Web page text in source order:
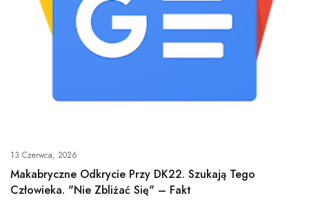
13 Czerwca, 2026
Makabryczne Odkrycie Przy DK22. Szukają Tego
Człowieka. "Nie Zbliżać Się" – Fakt